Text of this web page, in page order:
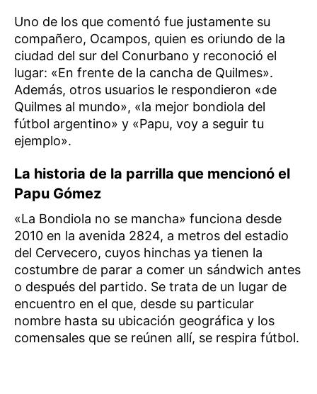
Uno de los que comentó fue justamente su
compañero, Ocampos, quien es oriundo de la
ciudad del sur del Conurbano y reconoció el
lugar: «En frente de la cancha de Quilmes».
Además, otros usuarios le respondieron «de
Quilmes al mundo», «la mejor bondiola del
fútbol argentino» y «Papu, voy a seguir tu
ejemplo».
La historia de la parrilla que mencionó el
Papu Gómez
«La Bondiola no se mancha» funciona desde
2010 en la avenida 2824, a metros del estadio
del Cervecero, cuyos hinchas ya tienen la
costumbre de parar a comer un sándwich antes
o después del partido. Se trata de un lugar de
encuentro en el que, desde su particular
nombre hasta su ubicación geográfica y los
comensales que se reúnen allí, se respira fútbol.